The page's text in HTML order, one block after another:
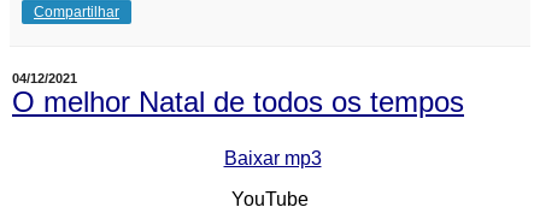
Compartilhar
04/12/2021
O melhor Natal de todos os tempos
Baixar mp3
YouTube